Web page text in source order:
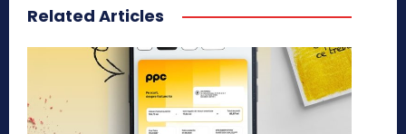
Related Articles